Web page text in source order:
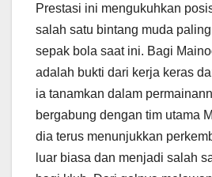
Prestasi ini mengukuhkan
salah satu bintang muda
sepak bola saat ini. Bagi
adalah bukti dari kerja keras
ia tanamkan dalam
bergabung dengan tim utama
dia terus menunjukkan
luar biasa dan menjadi salah